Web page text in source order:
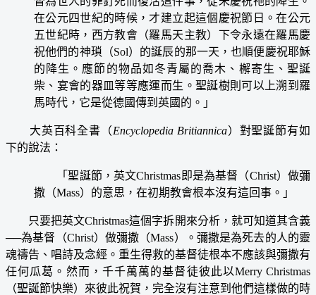
在公元四世紀的時候，才建立起這個慶祝節日。在公元
五世紀時，西方教會（羅馬天主教）下令永遠在羅馬慶
祝他們的神瑣（Sol）的誕辰的那一天，也順便慶祝耶穌
的降生。應節的物品如冬青屬的喬木、檞寄生、聖誕
柴、宴會的器皿等等應運而生。聖誕樹則可以上溯到羅
馬時代，它是從德國傳到英國的。」
大英百科全書（Encyclopedia Britiannica）對聖誕節有如
下的說法：
「聖誕節，英文Christmas即是為基督（Christ）做彌
撒（Mass）的意思，在初期教會根本沒有這回事。」
只要把英文Christmas這個字拆開來分析，就可知道其含義
──為基督（Christ）做彌撒（Mass）。彌撒是為死去的人的靈
魂禱告、唱詩及念經。重生得救的基督徒根本不應該與彌撒有
任何瓜葛。然而，千千萬萬的基督徒彼此以Merry Christmas
（聖誕節快樂）來彼此祝賀，完全沒有注意到他們這樣做的時